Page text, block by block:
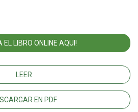
EL LIBRO ONLINE AQUI!
LEER
EN PDF